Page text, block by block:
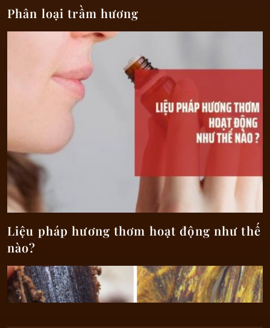
Phân loại trầm hương
Liệu pháp hương thơm hoạt động như thế
nào?